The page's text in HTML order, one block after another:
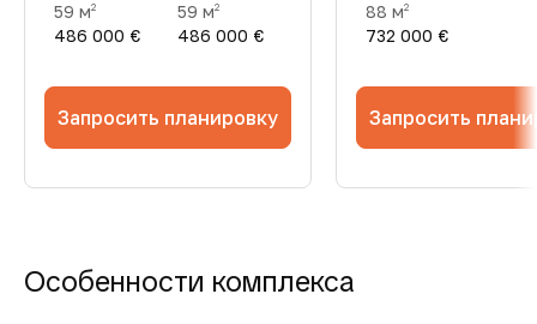
59 м2
486 000 €
59 м2
486 000 €
Запросить планировку
88 м2
732 000 €
Запросить
Особенности комплекса